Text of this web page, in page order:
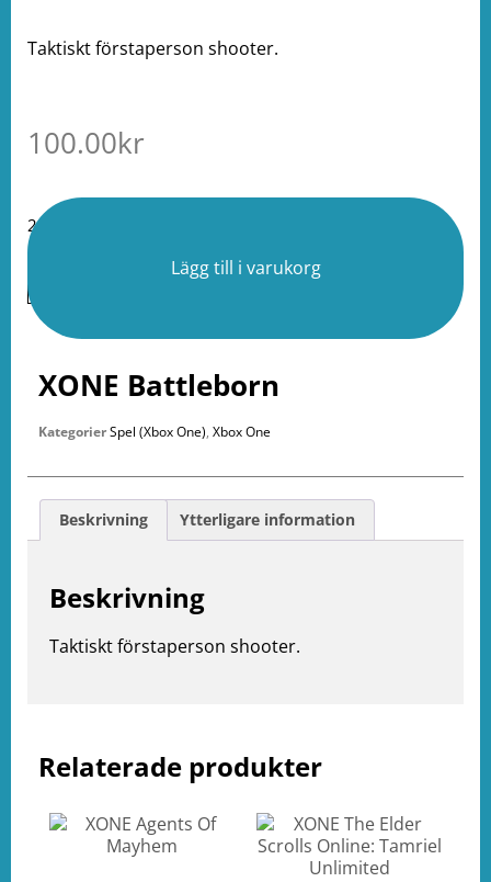
Taktiskt förstaperson shooter.
100.00kr
2 i lager
Lägg till i varukorg
Relaterade produkter
XONE Battleborn
KategorierSpel (Xbox One), Xbox One
Beskrivning Ytterligare information
Beskrivning
Taktiskt förstaperson shooter.